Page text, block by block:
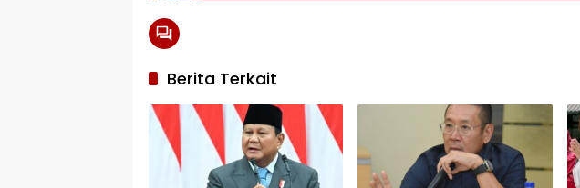
Berita Terkait